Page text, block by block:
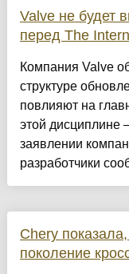
Valve не будет
перед The
Компания Valve
структуре
повлияют на
этой дисциплине
заявлении
разработчики
Chery
поколение